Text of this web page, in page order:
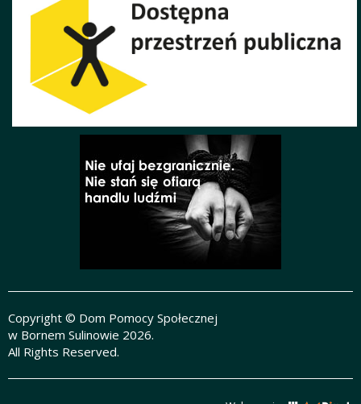
Copyright © Dom Pomocy Społecznej
w Bornem Sulinowie 2026.
All Rights Reserved.